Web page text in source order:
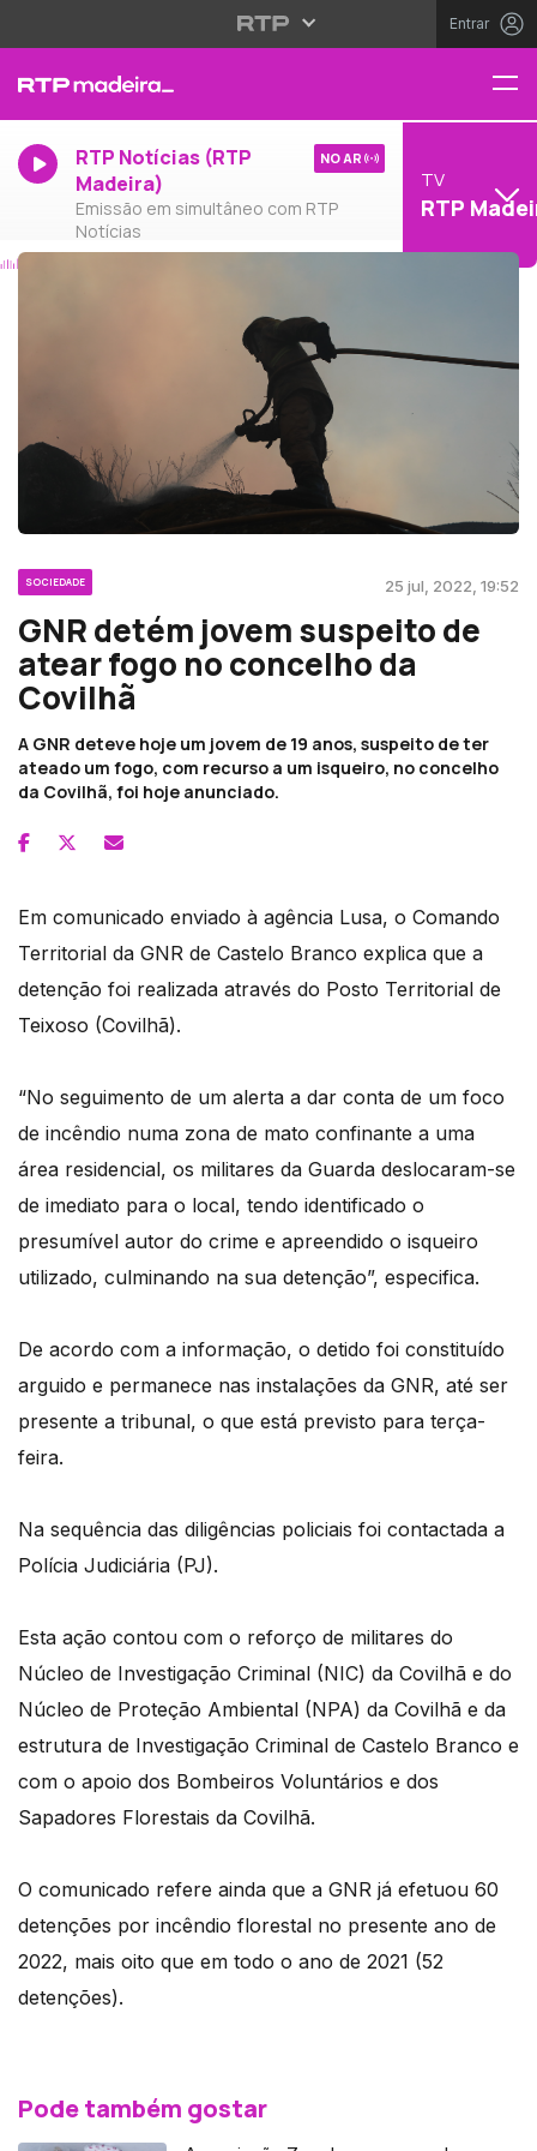
Entrar
RTP Notícias (RTP
Madeira)
Emissão em simultâneo com RTP
Notícias
NO AR
TV
RTP
SOCIEDADE 25 jul, 2022, 19:52
GNR detém jovem suspeito de
atear fogo no concelho da
Covilhã
A GNR deteve hoje um jovem de 19 anos, suspeito de ter
ateado um fogo, com recurso a um isqueiro, no concelho
da Covilhã, foi hoje anunciado.
Em comunicado enviado à agência Lusa, o Comando
Territorial da GNR de Castelo Branco explica que a
detenção foi realizada através do Posto Territorial de
Teixoso (Covilhã).
“No seguimento de um alerta a dar conta de um foco
de incêndio numa zona de mato confinante a uma
área residencial, os militares da Guarda deslocaram-se
de imediato para o local, tendo identificado o
presumível autor do crime e apreendido o isqueiro
utilizado, culminando na sua detenção”, especifica.
De acordo com a informação, o detido foi constituído
arguido e permanece nas instalações da GNR, até ser
presente a tribunal, o que está previsto para terça-
feira.
Na sequência das diligências policiais foi contactada a
Polícia Judiciária (PJ).
Esta ação contou com o reforço de militares do
Núcleo de Investigação Criminal (NIC) da Covilhã e do
Núcleo de Proteção Ambiental (NPA) da Covilhã e da
estrutura de Investigação Criminal de Castelo Branco e
com o apoio dos Bombeiros Voluntários e dos
Sapadores Florestais da Covilhã.
O comunicado refere ainda que a GNR já efetuou 60
detenções por incêndio florestal no presente ano de
2022, mais oito que em todo o ano de 2021 (52
detenções).
Pode também gostar